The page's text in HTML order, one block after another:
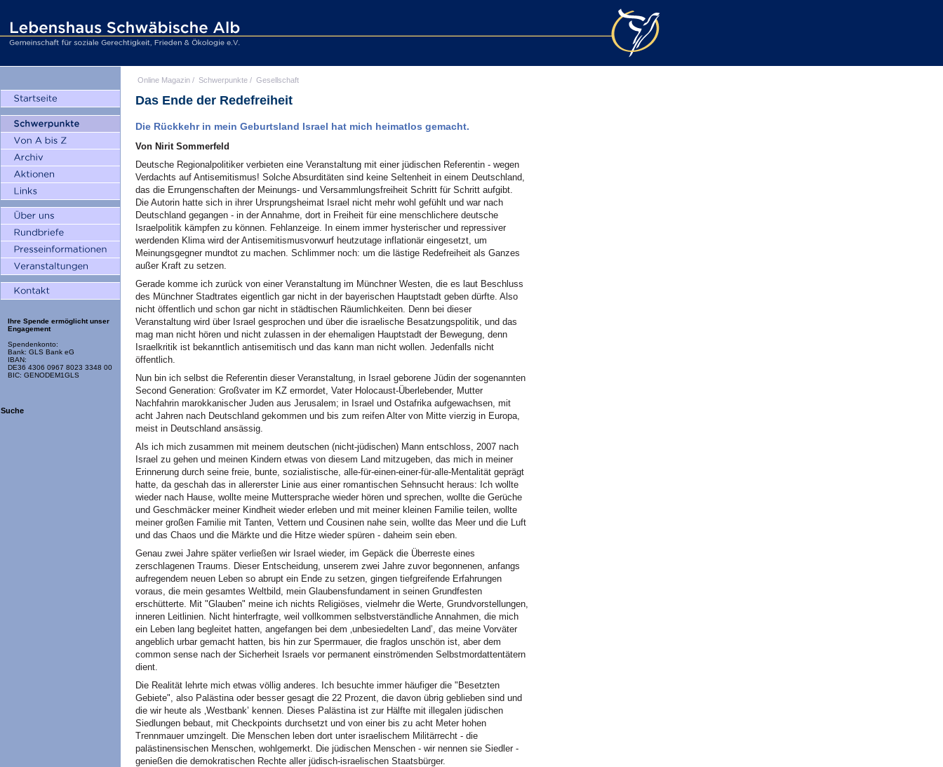
Ihre Spende ermöglicht unser
Engagement
Spendenkonto:
Bank: GLS Bank eG
IBAN:
DE36 4306 0967 8023 3348 00
BIC: GENODEM1GLS
Suche
Online Magazin / Schwerpunkte / Gesellschaft
Das Ende der Redefreiheit
Die Rückkehr in mein Geburtsland Israel hat mich heimatlos gemacht.
Von Nirit Sommerfeld
Deutsche Regionalpolitiker verbieten eine Veranstaltung mit einer jüdischen Referentin - wegen
Verdachts auf Antisemitismus! Solche Absurditäten sind keine Seltenheit in einem Deutschland,
das die Errungenschaften der Meinungs- und Versammlungsfreiheit Schritt für Schritt aufgibt.
Die Autorin hatte sich in ihrer Ursprungsheimat Israel nicht mehr wohl gefühlt und war nach
Deutschland gegangen - in der Annahme, dort in Freiheit für eine menschlichere deutsche
Israelpolitik kämpfen zu können. Fehlanzeige. In einem immer hysterischer und repressiver
werdenden Klima wird der Antisemitismusvorwurf heutzutage inflationär eingesetzt, um
Meinungsgegner mundtot zu machen. Schlimmer noch: um die lästige Redefreiheit als Ganzes
außer Kraft zu setzen.
Gerade komme ich zurück von einer Veranstaltung im Münchner Westen, die es laut Beschluss
des Münchner Stadtrates eigentlich gar nicht in der bayerischen Hauptstadt geben dürfte. Also
nicht öffentlich und schon gar nicht in städtischen Räumlichkeiten. Denn bei dieser
Veranstaltung wird über Israel gesprochen und über die israelische Besatzungspolitik, und das
mag man nicht hören und nicht zulassen in der ehemaligen Hauptstadt der Bewegung, denn
Israelkritik ist bekanntlich antisemitisch und das kann man nicht wollen. Jedenfalls nicht
öffentlich.
Nun bin ich selbst die Referentin dieser Veranstaltung, in Israel geborene Jüdin der sogenannten
Second Generation: Großvater im KZ ermordet, Vater Holocaust-Überlebender, Mutter
Nachfahrin marokkanischer Juden aus Jerusalem; in Israel und Ostafrika aufgewachsen, mit
acht Jahren nach Deutschland gekommen und bis zum reifen Alter von Mitte vierzig in Europa,
meist in Deutschland ansässig.
Als ich mich zusammen mit meinem deutschen (nicht-jüdischen) Mann entschloss, 2007 nach
Israel zu gehen und meinen Kindern etwas von diesem Land mitzugeben, das mich in meiner
Erinnerung durch seine freie, bunte, sozialistische, alle-für-einen-einer-für-alle-Mentalität geprägt
hatte, da geschah das in allererster Linie aus einer romantischen Sehnsucht heraus: Ich wollte
wieder nach Hause, wollte meine Muttersprache wieder hören und sprechen, wollte die Gerüche
und Geschmäcker meiner Kindheit wieder erleben und mit meiner kleinen Familie teilen, wollte
meiner großen Familie mit Tanten, Vettern und Cousinen nahe sein, wollte das Meer und die Luft
und das Chaos und die Märkte und die Hitze wieder spüren - daheim sein eben.
Genau zwei Jahre später verließen wir Israel wieder, im Gepäck die Überreste eines
zerschlagenen Traums. Dieser Entscheidung, unserem zwei Jahre zuvor begonnenen, anfangs
aufregendem neuen Leben so abrupt ein Ende zu setzen, gingen tiefgreifende Erfahrungen
voraus, die mein gesamtes Weltbild, mein Glaubensfundament in seinen Grundfesten
erschütterte. Mit "Glauben" meine ich nichts Religiöses, vielmehr die Werte, Grundvorstellungen,
inneren Leitlinien. Nicht hinterfragte, weil vollkommen selbstverständliche Annahmen, die mich
ein Leben lang begleitet hatten, angefangen bei dem ‚unbesiedelten Land’, das meine Vorväter
angeblich urbar gemacht hatten, bis hin zur Sperrmauer, die fraglos unschön ist, aber dem
common sense nach der Sicherheit Israels vor permanent einströmenden Selbstmordattentätern
dient.
Die Realität lehrte mich etwas völlig anderes. Ich besuchte immer häufiger die "Besetzten
Gebiete", also Palästina oder besser gesagt die 22 Prozent, die davon übrig geblieben sind und
die wir heute als ‚Westbank’ kennen. Dieses Palästina ist zur Hälfte mit illegalen jüdischen
Siedlungen bebaut, mit Checkpoints durchsetzt und von einer bis zu acht Meter hohen
Trennmauer umzingelt. Die Menschen leben dort unter israelischem Militärrecht - die
palästinensischen Menschen, wohlgemerkt. Die jüdischen Menschen - wir nennen sie Siedler -
genießen die demokratischen Rechte aller jüdisch-israelischen Staatsbürger.